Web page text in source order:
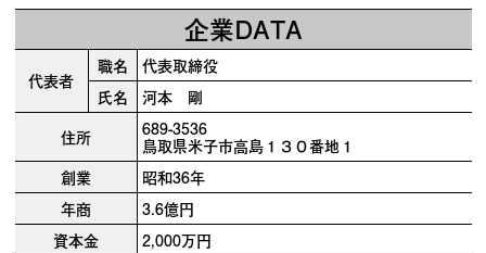
企業DATA
代表者
職名
代表取締役
氏名
河本 剛
住所
689-3536
鳥取県米子市高島１３０番地１
創業
昭和36年
年商
3.6億円
資本金
2,000万円